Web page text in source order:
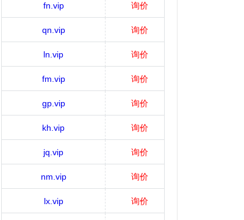
fn.vip 询价
qn.vip 询价
ln.vip 询价
fm.vip 询价
gp.vip 询价
kh.vip 询价
jq.vip 询价
nm.vip 询价
lx.vip 询价